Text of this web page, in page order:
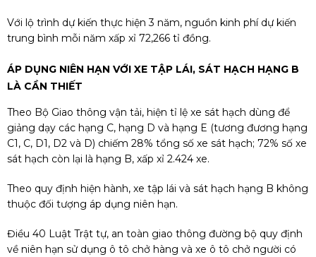
Với lộ trình dự kiến thực hiện 3 năm, nguồn kinh phí dự kiến
trung bình mỗi năm xấp xỉ 72,266 tỉ đồng.
ÁP DỤNG NIÊN HẠN VỚI XE TẬP LÁI, SÁT HẠCH HẠNG B
LÀ CẦN THIẾT
Theo Bộ Giao thông vận tải, hiện tỉ lệ xe sát hạch dùng để
giảng dạy các hạng C, hạng D và hạng E (tương đương hạng
C1, C, D1, D2 và D) chiếm 28% tổng số xe sát hạch; 72% số xe
sát hạch còn lại là hạng B, xấp xỉ 2.424 xe.
Theo quy định hiện hành, xe tập lái và sát hạch hạng B không
thuộc đối tượng áp dụng niên hạn.
Điều 40 Luật Trật tự, an toàn giao thông đường bộ quy định
về niên hạn sử dụng ô tô chở hàng và xe ô tô chở người có